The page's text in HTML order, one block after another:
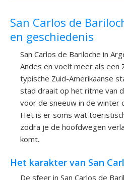
San Carlos de
en geschiedenis
San Carlos de Bariloche in
Andes en voelt meer als
typische Zuid-Amerikaanse
stad draait op het ritme van
voor de sneeuw in de winter
Het is er soms wat
zodra je de hoofdwegen
komt.
Het karakter van San
De sfeer in San Carlos de